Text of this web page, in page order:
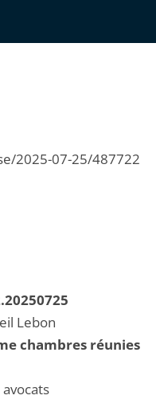
Lebon
chambres réunies
avocats
2025-07-25/487722